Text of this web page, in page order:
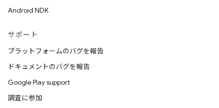
Android NDK
サポート
プラットフォームのバグを報告
ドキュメントのバグを報告
Google Play support
調査に参加